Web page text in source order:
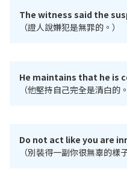
The witness said the
（證人說嫌犯是無罪的。）
He maintains that he is
（他堅持自己完全是清白的。
Do not act like you are
（別裝得一副你很無辜的樣子